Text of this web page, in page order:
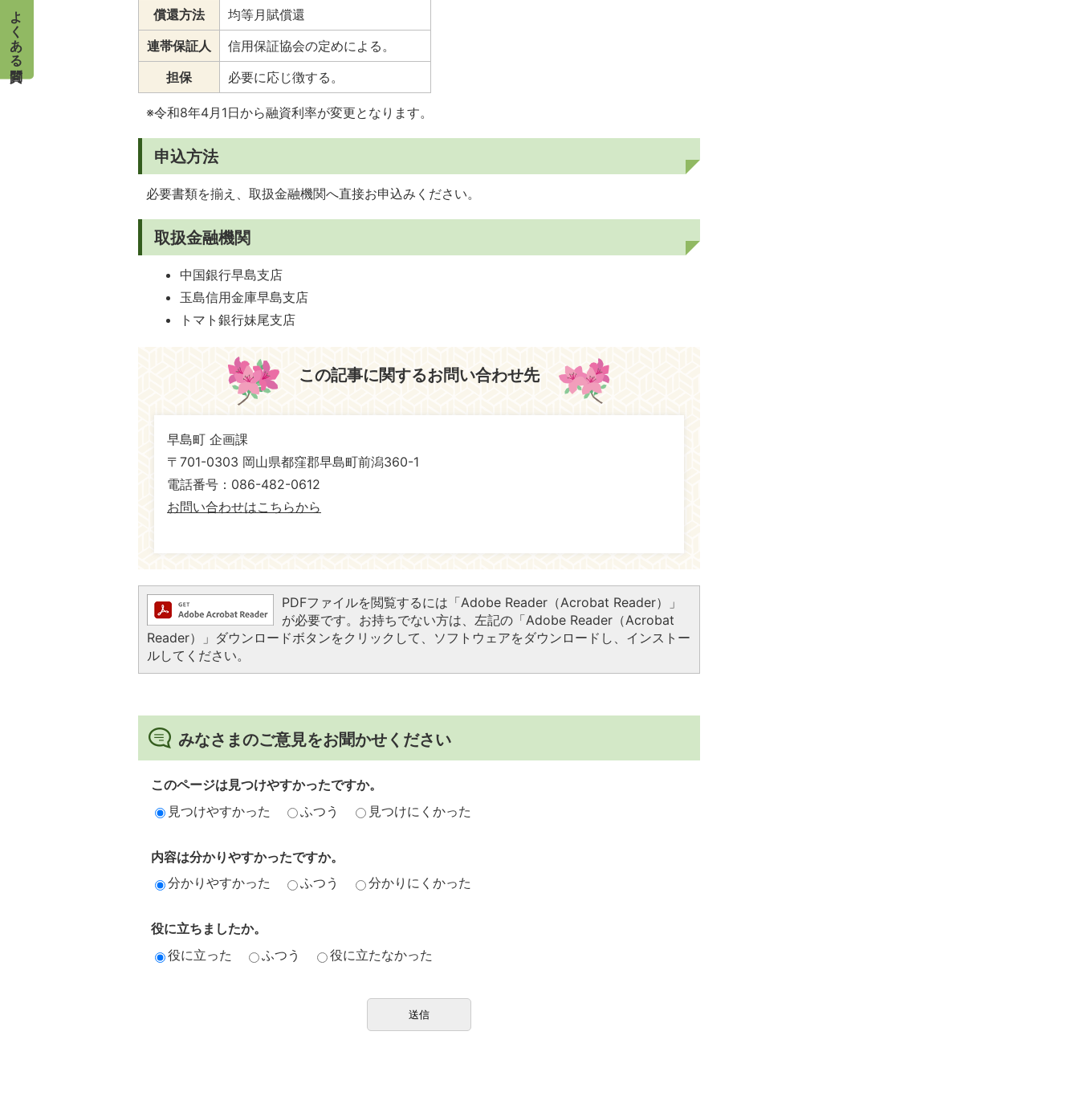
償還方法
均等月賦償還
連帯保証人
信用保証協会の定めによる。
担保
必要に応じ徴する。
※令和8年4月1日から融資利率が変更となります。
申込方法
必要書類を揃え、取扱金融機関へ直接お申込みください。
取扱金融機関
中国銀行早島支店
玉島信用金庫早島支店
トマト銀行妹尾支店
この記事に関するお問い合わせ先
早島町 企画課
〒701-0303 岡山県都窪郡早島町前潟360-1
電話番号：086-482-0612
お問い合わせはこちらから
PDFファイルを閲覧するには「Adobe Reader（Acrobat Reader）」
が必要です。お持ちでない方は、左記の「Adobe Reader（Acrobat
Reader）」ダウンロードボタンをクリックして、ソフトウェアをダウンロードし、インストー
ルしてください。
みなさまのご意見をお聞かせください
このページは見つけやすかったですか。
見つけやすかった
ふつう 見つけにくかった
内容は分かりやすかったですか。
分かりやすかった
ふつう 分かりにくかった
役に立ちましたか。
役に立った
ふつう 役に立たなかった
よくある質問